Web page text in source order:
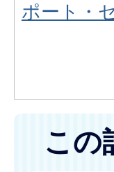
ポート・
この